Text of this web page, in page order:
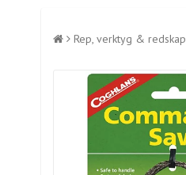
Rep, verktyg & redskap